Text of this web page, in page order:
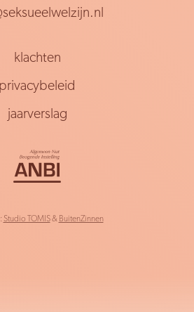
klachten
privacybeleid
jaarverslag
Studio TOMIS& BuitenZinnen